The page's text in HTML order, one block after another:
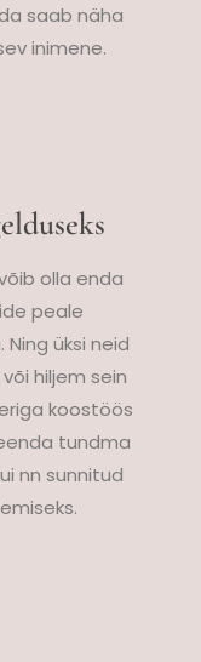
saab näha
inimene.
olla enda
peale
üksi neid
hiljem sein
koostöös
tundma
nn sunnitud